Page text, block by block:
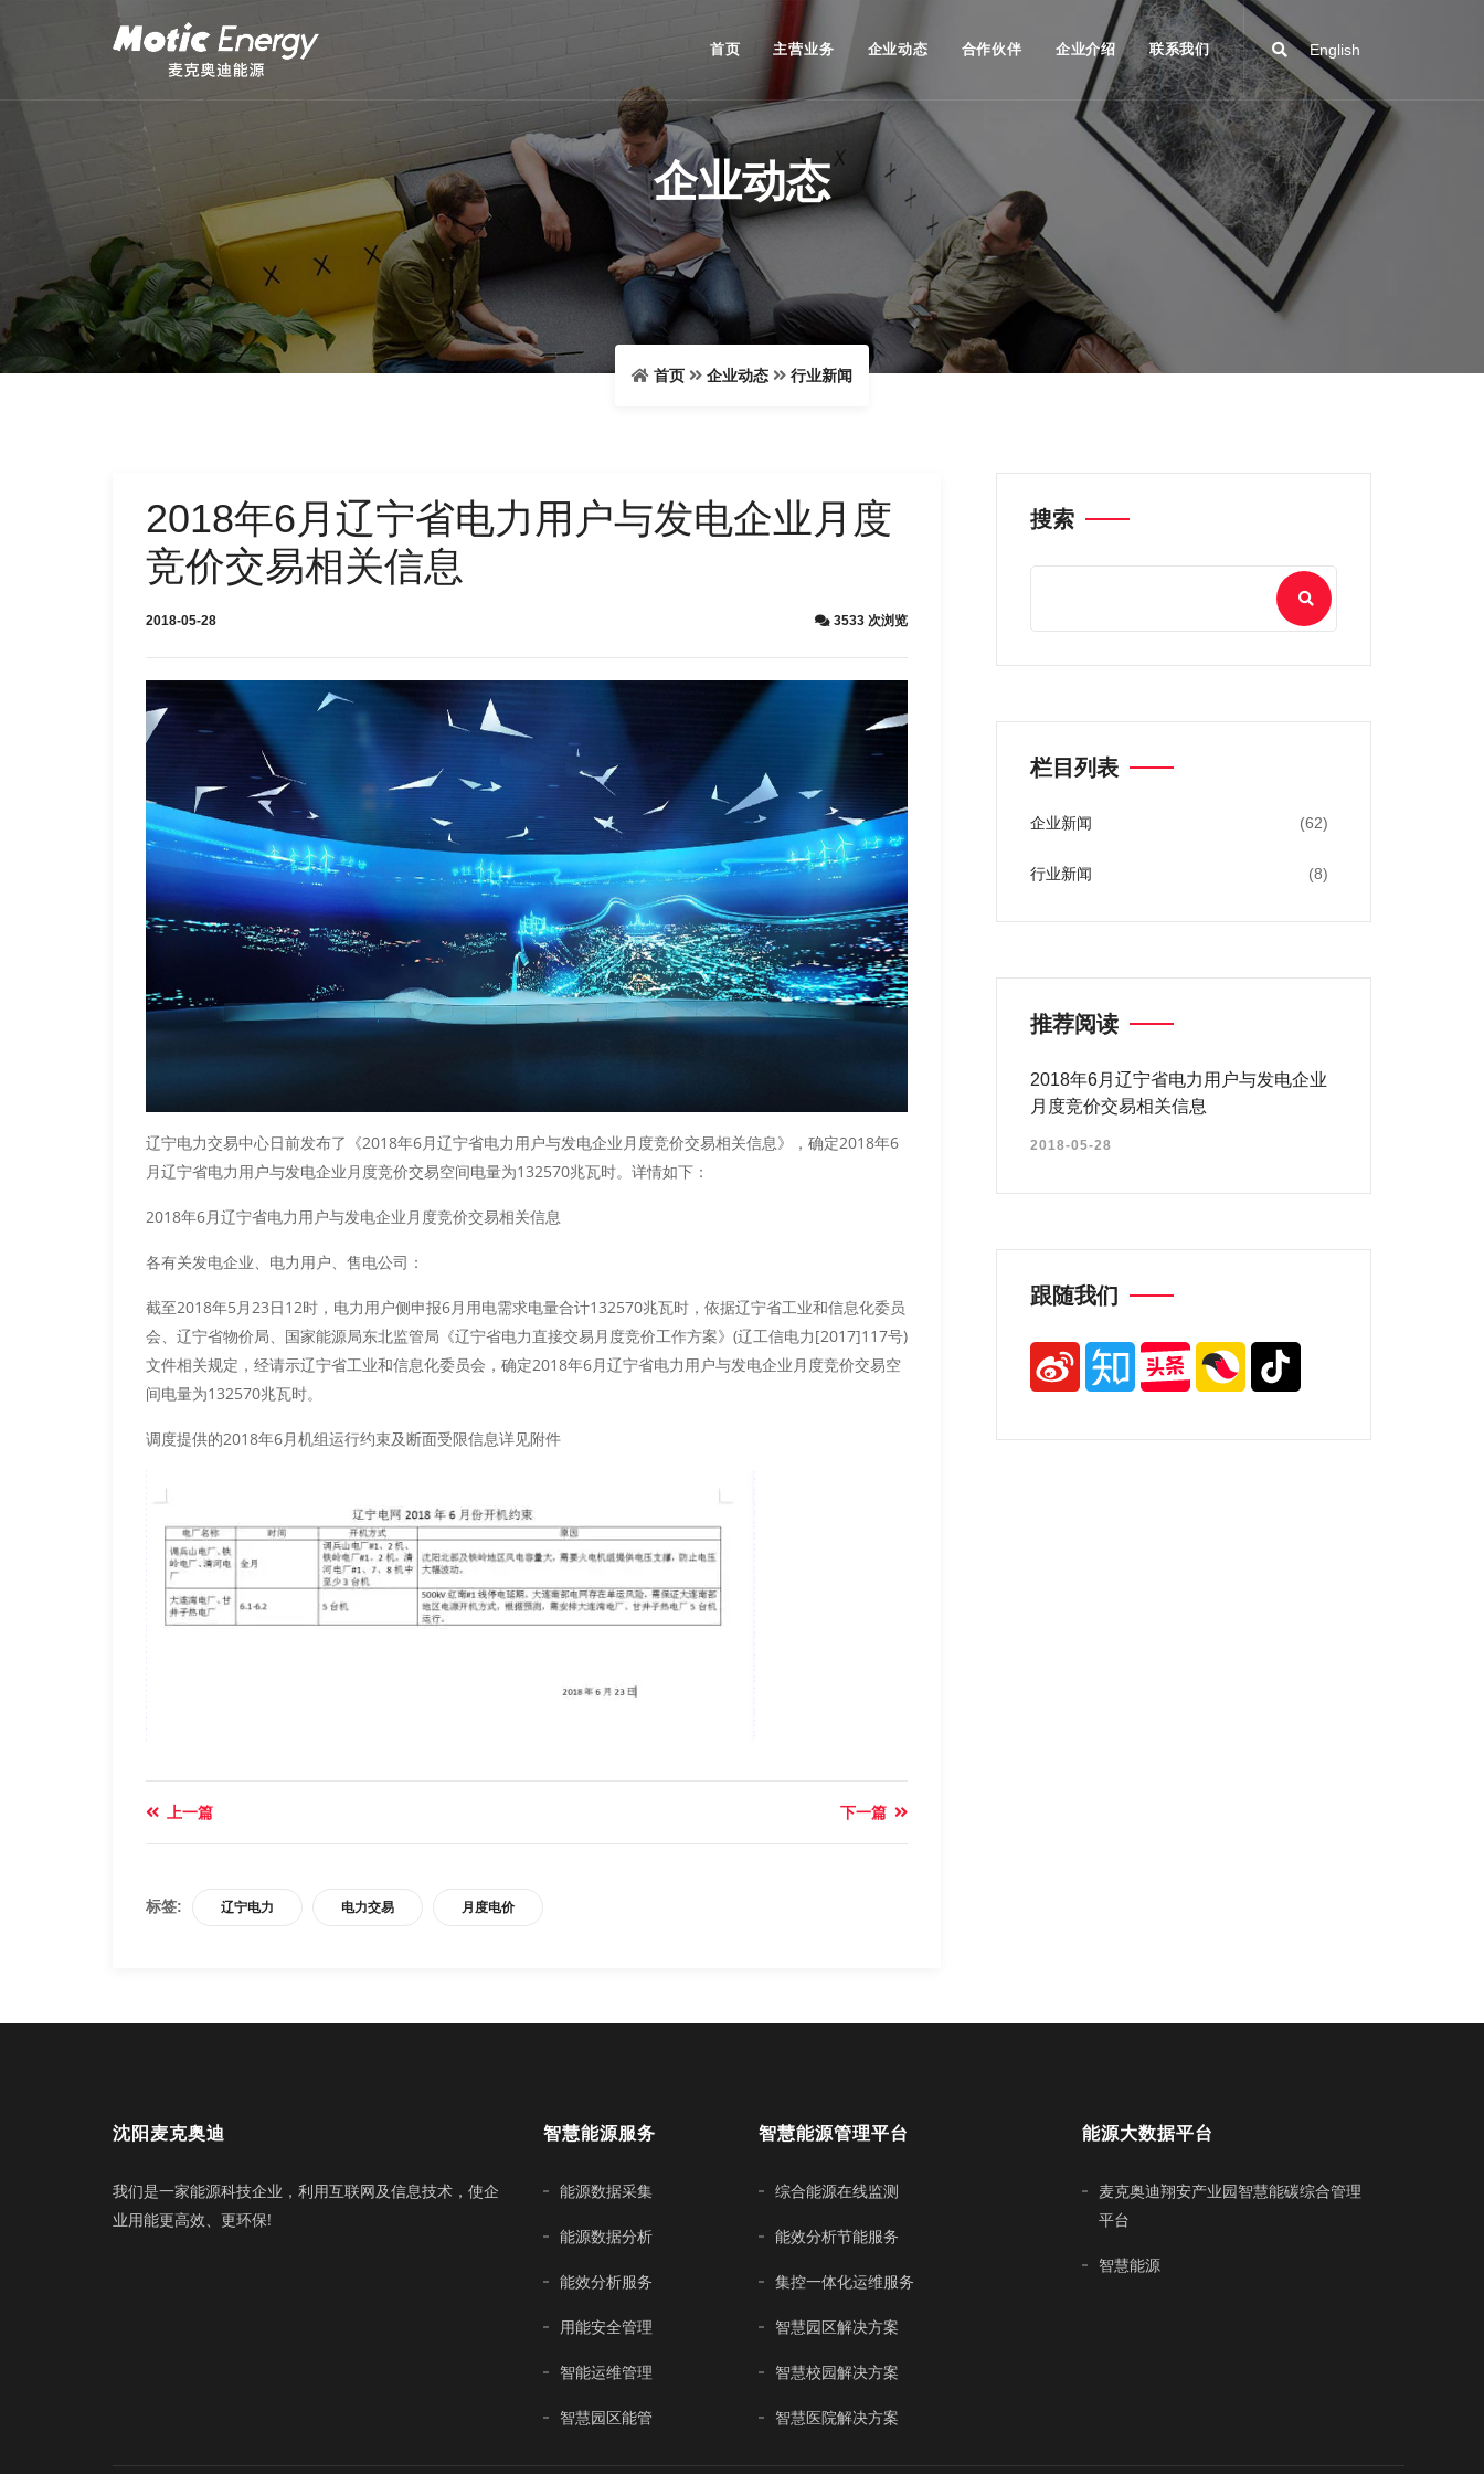
English
首页 主营业务 企业动态 合作伙伴 企业介绍 联系我们
企业动态
首页 企业动态 行业新闻
2018年6月辽宁省电力用户与发电企业月度
竞价交易相关信息
2018-05-28 3533 次浏览
辽宁电力交易中心日前发布了《2018年6月辽宁省电力用户与发电企业月度竞价交易相关信息》，确定2018年6
月辽宁省电力用户与发电企业月度竞价交易空间电量为132570兆瓦时。详情如下：
2018年6月辽宁省电力用户与发电企业月度竞价交易相关信息
各有关发电企业、电力用户、售电公司：
截至2018年5月23日12时，电力用户侧申报6月用电需求电量合计132570兆瓦时，依据辽宁省工业和信息化委员
会、辽宁省物价局、国家能源局东北监管局《辽宁省电力直接交易月度竞价工作方案》(辽工信电力[2017]117号)
文件相关规定，经请示辽宁省工业和信息化委员会，确定2018年6月辽宁省电力用户与发电企业月度竞价交易空
间电量为132570兆瓦时。
调度提供的2018年6月机组运行约束及断面受限信息详见附件
上一篇 下一篇
标签: 辽宁电力 电力交易 月度电价
搜索
栏目列表
企业新闻 (62)
行业新闻 (8)
推荐阅读
2018年6月辽宁省电力用户与发电企业
月度竞价交易相关信息
2018-05-28
跟随我们
沈阳麦克奥迪
我们是一家能源科技企业，利用互联网及信息技术，使企
业用能更高效、更环保!
智慧能源服务
能源数据采集
能源数据分析
能效分析服务
用能安全管理
智能运维管理
智慧园区能管
智慧能源管理平台
综合能源在线监测
能效分析节能服务
集控一体化运维服务
智慧园区解决方案
智慧校园解决方案
智慧医院解决方案
能源大数据平台
麦克奥迪翔安产业园智慧能碳综合管理
平台
智慧能源